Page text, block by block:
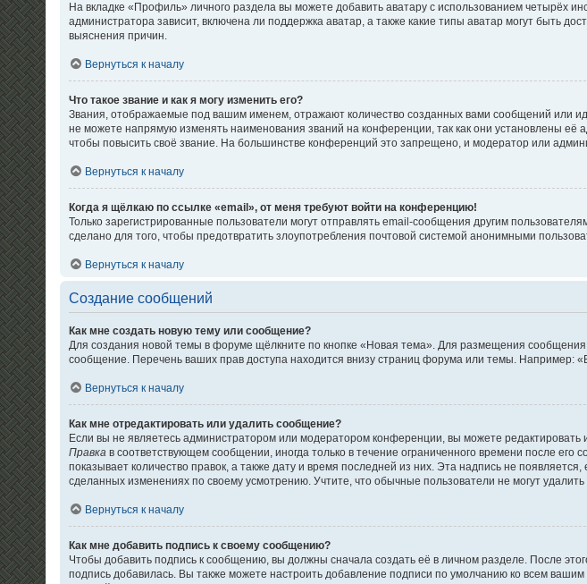
На вкладке «Профиль» личного раздела вы можете добавить аватару с использованием четырёх
администратора зависит, включена ли поддержка аватар, а также какие типы аватар могут быть
выяснения причин.
Вернуться к началу
Что такое звание и как я могу изменить его?
Звания, отображаемые под вашим именем, отражают количество созданных вами сообщений или
не можете напрямую изменять наименования званий на конференции, так как они установлены
чтобы повысить своё звание. На большинстве конференций это запрещено, и модератор или
Вернуться к началу
Когда я щёлкаю по ссылке «email», от меня требуют войти на конференцию!
Только зарегистрированные пользователи могут отправлять email-сообщения другим
сделано для того, чтобы предотвратить злоупотребления почтовой системой анонимными
Вернуться к началу
Создание сообщений
Как мне создать новую тему или сообщение?
Для создания новой темы в форуме щёлкните по кнопке «Новая тема». Для размещения
сообщение. Перечень ваших прав доступа находится внизу страниц форума или темы. Например:
Вернуться к началу
Как мне отредактировать или удалить сообщение?
Если вы не являетесь администратором или модератором конференции, вы можете
Правка в соответствующем сообщении, иногда только в течение ограниченного времени после
показывает количество правок, а также дату и время последней из них. Эта надпись не
сделанных изменениях по своему усмотрению. Учтите, что обычные пользователи не могут
Вернуться к началу
Как мне добавить подпись к своему сообщению?
Чтобы добавить подпись к сообщению, вы должны сначала создать её в личном разделе. После
подпись добавилась. Вы также можете настроить добавление подписи по умолчанию ко всем